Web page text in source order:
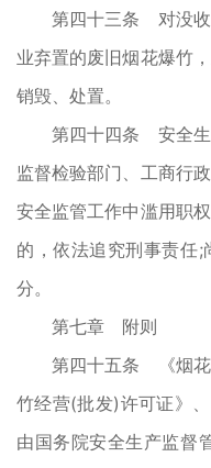
第四十三条 对没收
业弃置的废旧烟花爆竹
销毁、处置。
第四十四条 安全生
监督检验部门、工商行
安全监管工作中滥用职
的，依法追究刑事责任
分。
第七章 附则
第四十五条 《烟花
竹经营(批发)许可证》
由国务院安全生产监督